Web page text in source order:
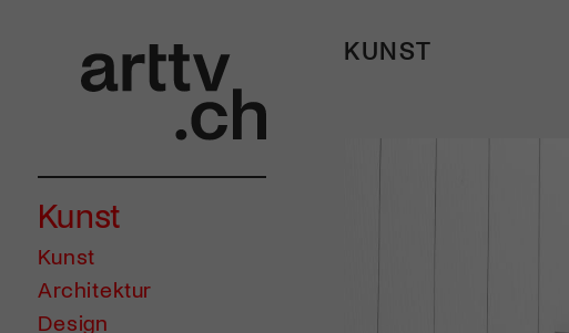
Kunst
Kunst
Architektur
Design
KUNST